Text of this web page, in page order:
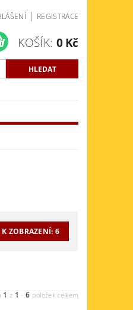
| REGISTRACE
KOŠÍK: 0 Kč
K ZOBRAZENÍ:6
1 z 1 -6 položek celkem